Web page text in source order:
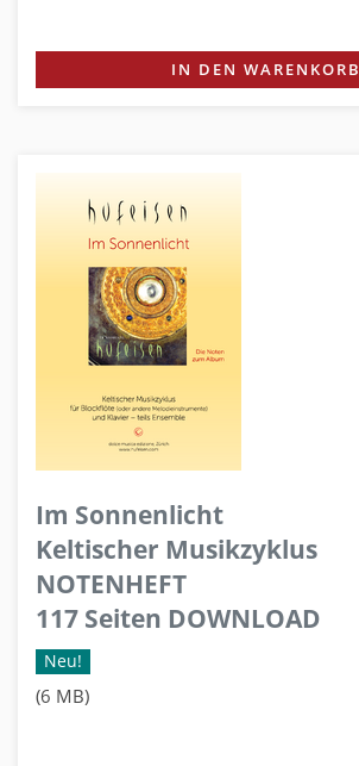
IN DEN WARENKORB
Im Sonnenlicht
Keltischer Musikzyklus
NOTENHEFT
117 Seiten DOWNLOAD
Neu!
(6 MB)